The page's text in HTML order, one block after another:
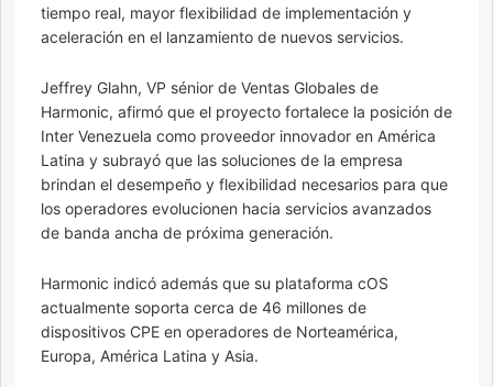
tiempo real, mayor flexibilidad de implementación y
aceleración en el lanzamiento de nuevos servicios.
Jeffrey Glahn, VP sénior de Ventas Globales de
Harmonic, afirmó que el proyecto fortalece la posición de
Inter Venezuela como proveedor innovador en América
Latina y subrayó que las soluciones de la empresa
brindan el desempeño y flexibilidad necesarios para que
los operadores evolucionen hacia servicios avanzados
de banda ancha de próxima generación.
Harmonic indicó además que su plataforma cOS
actualmente soporta cerca de 46 millones de
dispositivos CPE en operadores de Norteamérica,
Europa, América Latina y Asia.